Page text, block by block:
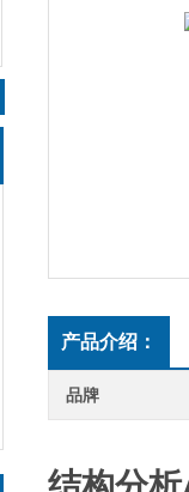
产品介绍：
品牌